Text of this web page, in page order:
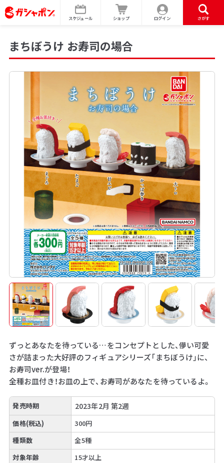
スケジュール ショップ ログイン さがす
まちぼうけ お寿司の場合
ずっとあなたを待っている…をコンセプトとした、儚い可愛
さが詰まった大好評のフィギュアシリーズ「まちぼうけ」に、
お寿司ver.が登場！
全種お皿付き！お皿の上で、お寿司があなたを待っているよ。
発売時期 2023年2月 第2週
価格(税込)
300円
種類数
全5種
対象年齢
15才以上